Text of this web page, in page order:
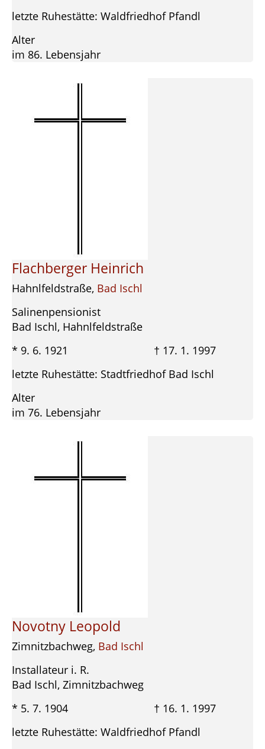
letzte Ruhestätte: Waldfriedhof Pfandl
Alter
im 86. Lebensjahr
Flachberger Heinrich
Hahnlfeldstraße, Bad Ischl
Salinenpensionist
Bad Ischl, Hahnlfeldstraße
* 9. 6. 1921 † 17. 1. 1997
letzte Ruhestätte: Stadtfriedhof Bad Ischl
Alter
im 76. Lebensjahr
Novotny Leopold
Zimnitzbachweg, Bad Ischl
Installateur i. R.
Bad Ischl, Zimnitzbachweg
* 5. 7. 1904 † 16. 1. 1997
letzte Ruhestätte: Waldfriedhof Pfandl